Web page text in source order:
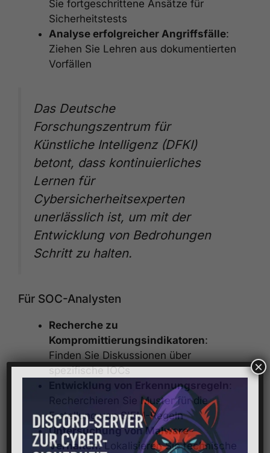
Sie fortgeschrittene Ansätze für
Sicherheitstests
Analyse erfolgreicher Angriffsfälle:
Ziehen Sie Lehren aus dokumentierten
Vorfällen
Das Deutsche
Forschungszentrum für
Künstliche Intelligenz (DFKI)
betont, dass kontinuierliches
Lernen für
Cybersicherheitsexperten
unerlässlich ist, um mit der
Entwicklung von Bedrohungen
Schritt zu halten.
Für SOC-Analysten
Recherche zu
Kompromittierungsindikatoren:
Finden Sie Diskussionen über
spezifische IOCs
Entwicklung von Erkennungsregeln :
Recherchieren Sie Muster für die
Erstellung von SIEM-Regeln
Untersuchung von Malware-
Verhalten: Lokalisieren Sie technische
×